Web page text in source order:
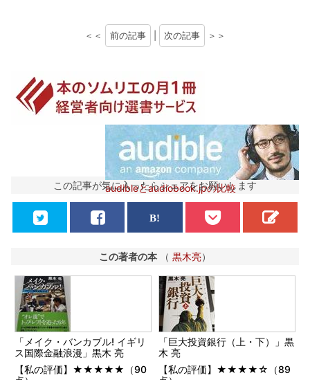
＜＜ 前の記事 次の記事 ＞＞
audibleとaudiobook.jpの比較
この記事が気に入ったらシェアをお願いします
この著者の本 （ 黒木亮）
「メイク・バンカブル! イギリ
ス国際金融浪漫」黒木 亮
【私の評価】★★★★★（90
「巨大投資銀行（上・下）」黒
木 亮
【私の評価】★★★★☆（89